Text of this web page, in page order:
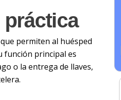
permiten al huésped
función principal es
o la entrega de llaves,